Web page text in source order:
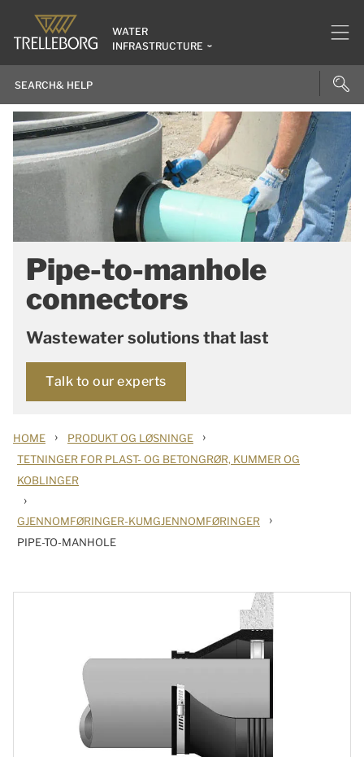
WATER
INFRASTRUCTURE
Pipe-to-manhole
connectors
Wastewater solutions that last
Talk to our experts
HOME › PRODUKT OG LØSNINGE ›
TETNINGER FOR PLAST- OG BETONGRØR, KUMMER OG
KOBLINGER
›
GJENNOMFØRINGER-KUMGJENNOMFØRINGER ›
PIPE-TO-MANHOLE